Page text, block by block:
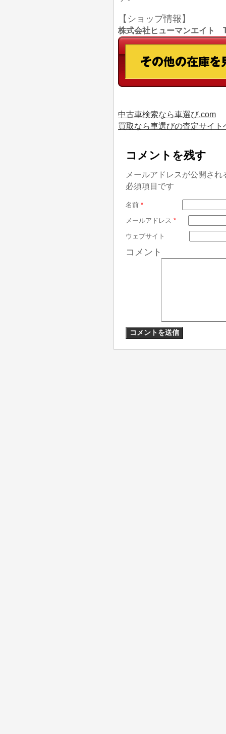
【ショップ情報】
株式会社ヒューマンエイト
中古車検索なら車選び.com
買取なら車選びの査定サイト
コメントを残す
メールアドレスが公開さ
必須項目です
名前 *
メールアドレス *
ウェブサイト
コメント